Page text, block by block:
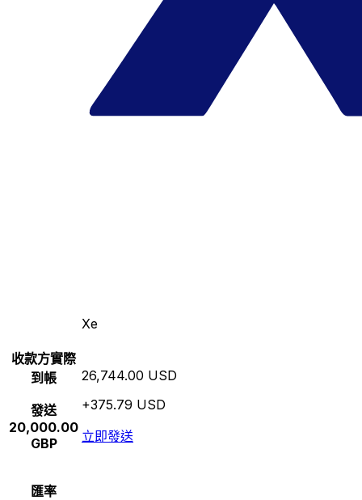
Xe
收款方實際
到帳
發送
20,000.00
GBP
26,744.00 USD
+375.79 USD
立即發送
匯率